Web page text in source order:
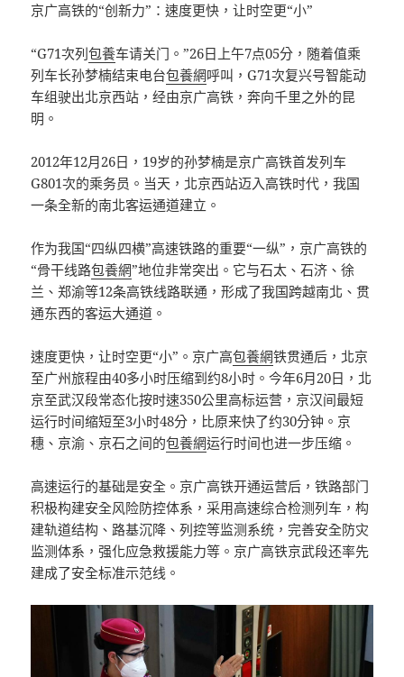
京广高铁的“创新力”：速度更快，让时空更“小”
“G71次列包養车请关门。”26日上午7点05分，随着值乘
列车长孙梦楠结束电台包養網呼叫，G71次复兴号智能动
车组驶出北京西站，经由京广高铁，奔向千里之外的昆
明。
2012年12月26日，19岁的孙梦楠是京广高铁首发列车
G801次的乘务员。当天，北京西站迈入高铁时代，我国
一条全新的南北客运通道建立。
作为我国“四纵四横”高速铁路的重要“一纵”，京广高铁的
“骨干线路包養網”地位非常突出。它与石太、石济、徐
兰、郑渝等12条高铁线路联通，形成了我国跨越南北、贯
通东西的客运大通道。
速度更快，让时空更“小”。京广高包養網铁贯通后，北京
至广州旅程由40多小时压缩到约8小时。今年6月20日，北
京至武汉段常态化按时速350公里高标运营，京汉间最短
运行时间缩短至3小时48分，比原来快了约30分钟。京
穗、京渝、京石之间的包養網运行时间也进一步压缩。
高速运行的基础是安全。京广高铁开通运营后，铁路部门
积极构建安全风险防控体系，采用高速综合检测列车，构
建轨道结构、路基沉降、列控等监测系统，完善安全防灾
监测体系，强化应急救援能力等。京广高铁京武段还率先
建成了安全标准示范线。